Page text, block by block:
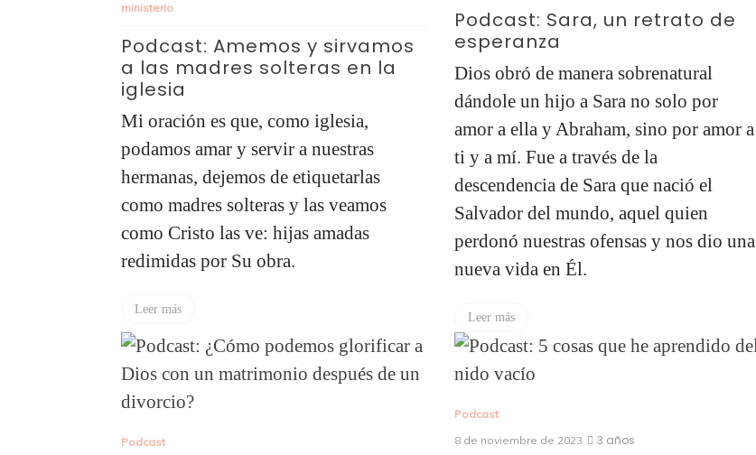
ministerio
Podcast: Amemos y sirvamos
a las madres solteras en la
iglesia
Mi oración es que, como iglesia,
podamos amar y servir a nuestras
hermanas, dejemos de etiquetarlas
como madres solteras y las veamos
como Cristo las ve: hijas amadas
redimidas por Su obra.
Leer más
Podcast: Sara, un retrato de
esperanza
Dios obró de manera sobrenatural
dándole un hijo a Sara no solo por
amor a ella y Abraham, sino por amor a
ti y a mí. Fue a través de la
descendencia de Sara que nació el
Salvador del mundo, aquel quien
perdonó nuestras ofensas y nos dio una
nueva vida en Él.
Leer más
Podcast
Podcast
8 de noviembre de 2023
3 años